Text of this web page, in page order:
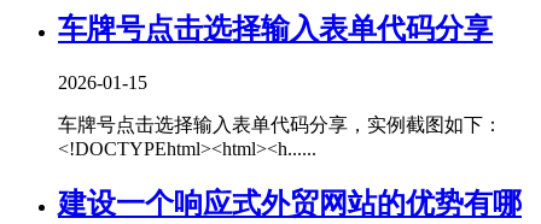
车牌号点击选择输入表单代码分享
2026-01-15
车牌号点击选择输入表单代码分享，实例截图如下：
<!DOCTYPEhtml><html><h......
建设一个响应式外贸网站的优势有哪